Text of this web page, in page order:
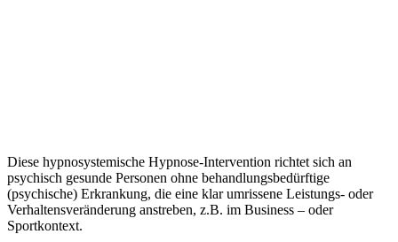
Diese hypnosystemische Hypnose-Intervention richtet sich an
psychisch gesunde Personen ohne behandlungsbedürftige
(psychische) Erkrankung, die eine klar umrissene Leistungs- oder
Verhaltensveränderung anstreben, z.B. im Business – oder
Sportkontext.